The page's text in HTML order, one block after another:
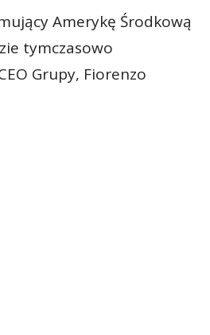
Amerykę Środkową
tymczasowo
Grupy, Fiorenzo